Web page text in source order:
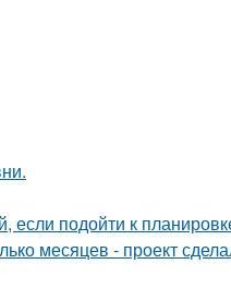
подойти к
месяцев - проект